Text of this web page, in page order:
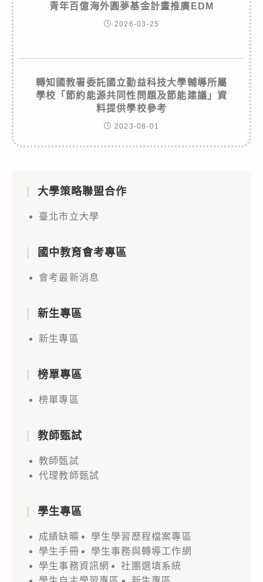
青年百億海外圓夢基金計畫推廣EDM
2026-03-25
轉知國教署委託國立勤益科技大學輔導所屬
學校「節約能源共同性問題及節能建議」資
料提供學校參考
2023-08-01
大學策略聯盟合作
臺北市立大學
國中教育會考專區
會考最新消息
新生專區
新生專區
榜單專區
榜單專區
教師甄試
教師甄試
代理教師甄試
學生專區
成績缺曠
學生學習歷程檔案專區
學生手冊
學生事務與轉導工作網
學生事務資訊網
社團選填系統